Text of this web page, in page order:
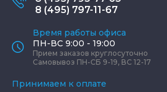
8 (495) 797-11-67
Время работы офиса
ПН-ВС 9:00 - 19:00
Прием заказов круглосуточно
Самовывоз ПН-СБ 9-19, ВС 12-17
Принимаем к оплате